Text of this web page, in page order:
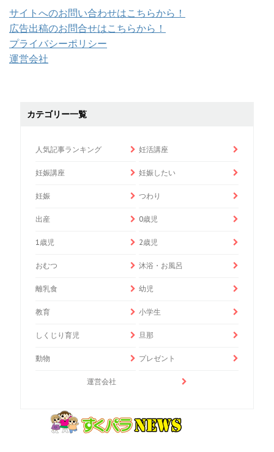
サイトへのお問い合わせはこちらから！
広告出稿のお問合せはこちらから！
プライバシーポリシー
運営会社
カテゴリー一覧
人気記事ランキング 妊活講座
妊娠講座 妊娠したい
妊娠 つわり
出産 0歳児
1歳児 2歳児
おむつ 沐浴・お風呂
離乳食 幼児
教育 小学生
しくじり育児 旦那
動物 プレゼント
運営会社